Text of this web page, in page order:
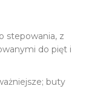
stepowania, z
do pięt i
buty